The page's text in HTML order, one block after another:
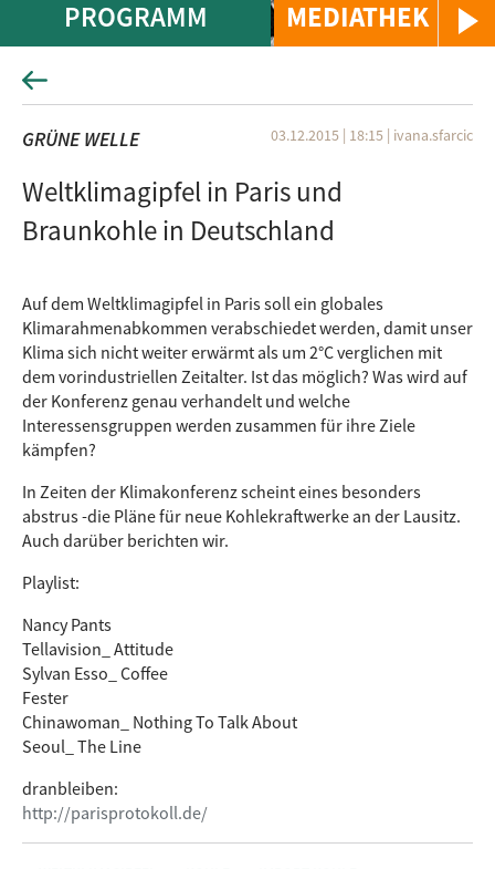
MEDIATHEK
PROGRAMM
GRÜNE WELLE 03.12.2015 | 18:15 | ivana.sfarcic
Weltklimagipfel in Paris und
Braunkohle in Deutschland
Auf dem Weltklimagipfel in Paris soll ein globales
Klimarahmenabkommen verabschiedet werden, damit unser
Klima sich nicht weiter erwärmt als um 2°C verglichen mit
dem vorindustriellen Zeitalter. Ist das möglich? Was wird auf
der Konferenz genau verhandelt und welche
Interessensgruppen werden zusammen für ihre Ziele
kämpfen?
In Zeiten der Klimakonferenz scheint eines besonders
abstrus -die Pläne für neue Kohlekraftwerke an der Lausitz.
Auch darüber berichten wir.
Playlist:
Nancy Pants
Tellavision_ Attitude
Sylvan Esso_ Coffee
Fester
Chinawoman_ Nothing To Talk About
Seoul_ The Line
dranbleiben:
http://parisprotokoll.de/